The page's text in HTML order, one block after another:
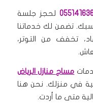
لحجز جلسة
تضمن لك خدماتنا
تخفف من التوتر،
مساج منازل الرياض
في منزلك. نحن هنا
متى ما أردت.